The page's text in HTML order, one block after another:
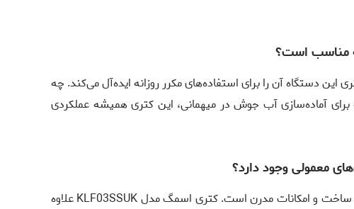
مناسب است؟
3000 وات و ظرفیت 1.7 لیتری این دستگاه آن را برای استفاده‌های مکرر روزانه ایده‌آل می‌کند. چه
آماده‌سازی آب جوش در میهمانی، این کتری همیشه عملکردی
معمولی وجود دارد؟
تفاوت اصلی در طراحی خاص، کیفیت ساخت و امکانات مدرن است. کتری اسمگ مدل KLF03SSUK علاوه